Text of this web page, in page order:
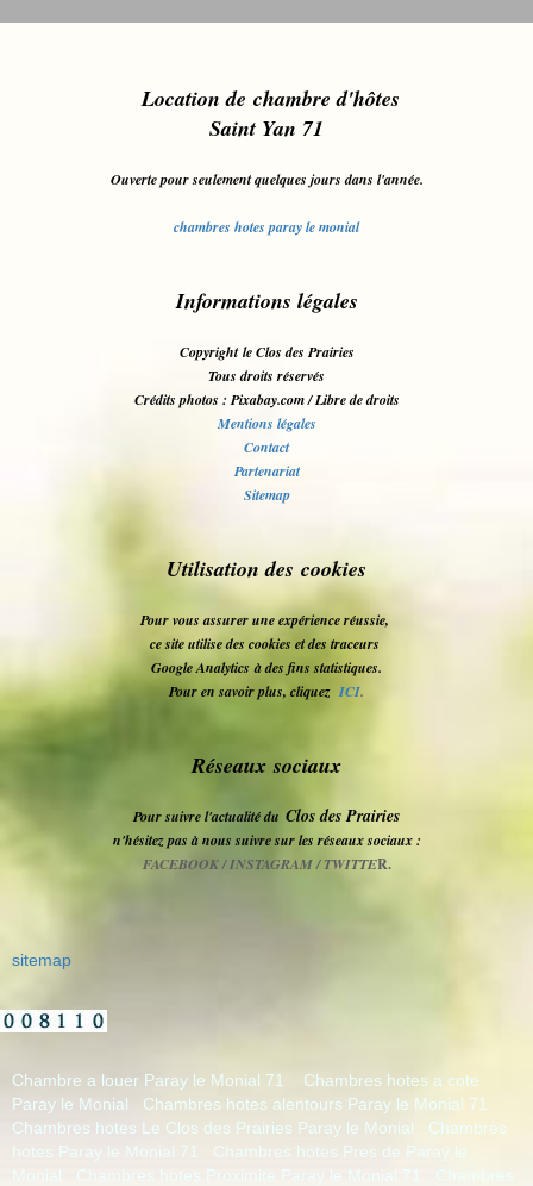
Location de chambre d'hôtes
Saint Yan 71
Ouverte pour seulement quelques jours dans l'année.
chambres hotes paray le monial
Informations légales
Copyright le Clos des Prairies
Tous droits réservés
Crédits photos : Pixabay.com / Libre de droits
Mentions légales
Contact
Partenariat
Sitemap
Utilisation des cookies
Pour vous assurer une expérience réussie,
ce site utilise des cookies et des traceurs
Google Analyticsà des fins statistiques.
Pour en savoir plus, cliquez ICI.
Réseaux sociaux
Pour suivre l'actualité du Clos des Prairies
n'hésitez pas à nous suivre sur les réseaux sociaux :
FACEBOOK / INSTAGRAM / TWITTER.
sitemap
Chambre a louer Paray le Monial 71
Chambres hotes a cote
Paray le Monial
Chambres hotes alentours Paray le Monial 71
Chambres hotes Le Clos des Prairies Paray le Monial
Chambres
hotes Paray le Monial 71
Chambres hotes Pres de Paray le
Monial
Chambres hotes Proximite Paray le Monial 71 Chambres